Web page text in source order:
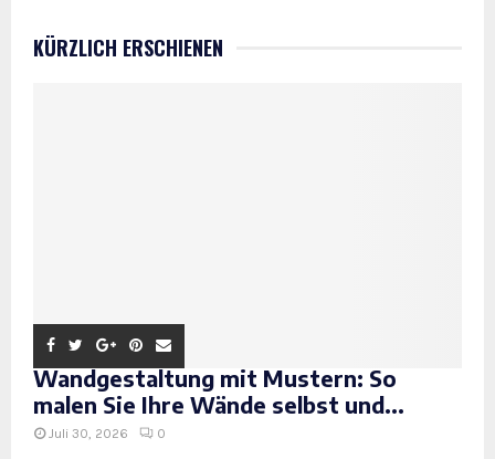
KÜRZLICH ERSCHIENEN
Wandgestaltung mit Mustern: So
malen Sie Ihre Wände selbst und...
Juli 30, 2026 0